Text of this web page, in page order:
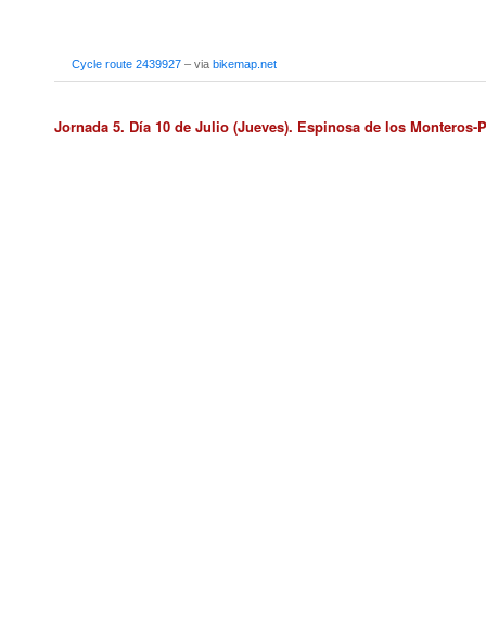
Cycle route 2439927 – via bikemap.net
Jornada 5. Día 10 de Julio (Jueves). Espinosa de los Monteros-